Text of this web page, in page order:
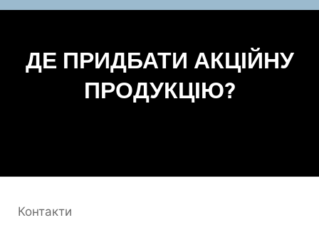
ДЕ ПРИДБАТИ АКЦІЙНУ
ПРОДУКЦІЮ?
Контакти